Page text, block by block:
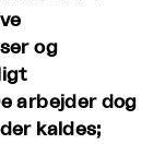
og
arbejder dog
kaldes;